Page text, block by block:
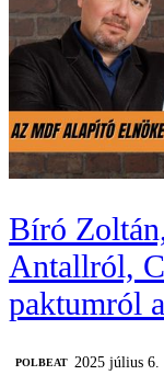
Bíró
Antallról,
paktumról
‎POLBEAT 2025 július 6.